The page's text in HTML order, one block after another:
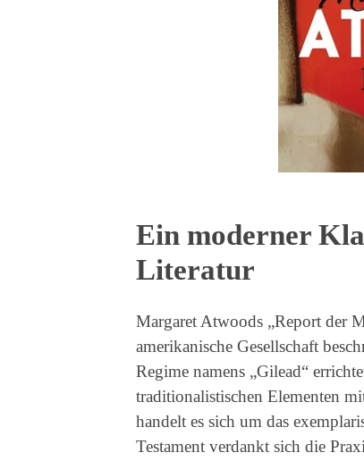
Ein moderner
Literatur
Margaret Atwoods „Report der
amerikanische Gesellschaft
Regime namens „Gilead“
traditionalistischen Elementen
handelt es sich um das
Testament verdankt sich die